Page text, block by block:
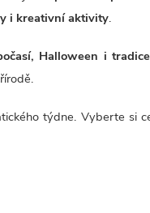
i kreativní aktivity.
Halloween i
týdne. Vyberte si